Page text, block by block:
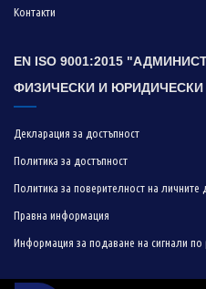
Контакти
EN ISO 9001:2015
ФИЗИЧЕСКИ И ЮРИДИЧЕСКИ
Декларация за достъпност
Политика за достъпност
Политика за поверителност на личните
Правна информация
Информация за подаване на сигнали